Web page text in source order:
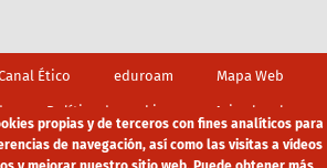
Ético eduroam Mapa Web
Política de cookies Aviso legal
propias y de terceros con fines analíticos para
de navegación, así como las visitas a vídeos